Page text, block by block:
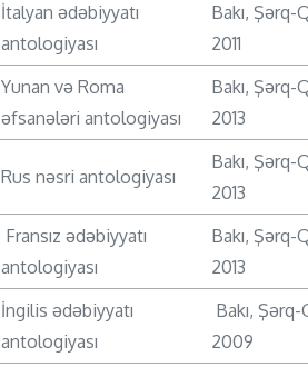
İtalyan ədəbiyyatı
antologiyası
Bakı, Şərq-
2011
Yunan və Roma
əfsanələri antologiyası
Bakı, Şərq-
2013
Rus nəsri antologiyası
Bakı, Şərq-
2013
Fransız ədəbiyyatı
antologiyası
Bakı, Şərq-
2013
İngilis ədəbiyyatı
antologiyası
Bakı,
2009